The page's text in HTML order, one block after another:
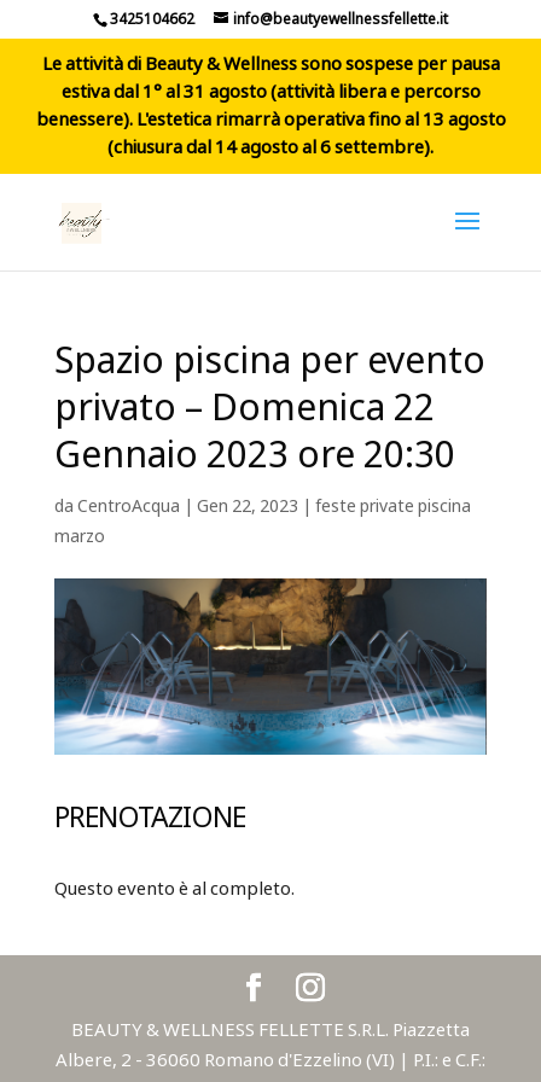
3425104662 info@beautyewellnessfellette.it
Le attività di Beauty & Wellness sono sospese per pausa
estiva dal 1° al 31 agosto (attività libera e percorso
benessere). L'estetica rimarrà operativa fino al 13 agosto
(chiusura dal 14 agosto al 6 settembre).
Spazio piscina per evento
privato – Domenica 22
Gennaio 2023 ore 20:30
daCentroAcqua | Gen 22, 2023 | feste private piscina
marzo
PRENOTAZIONE
Questo evento è al completo.
BEAUTY & WELLNESS FELLETTE S.R.L. Piazzetta
Albere, 2 - 36060 Romano d'Ezzelino (VI) | P.I.: e C.F.: